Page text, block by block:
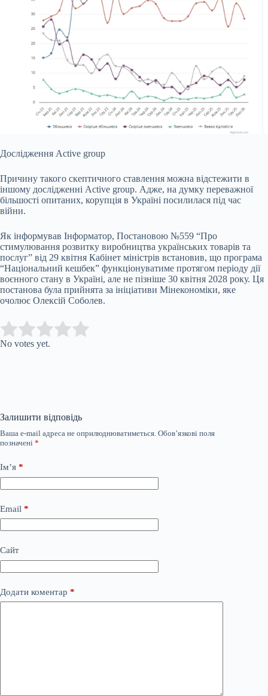
Дослідження Active group
Причину такого скептичного ставлення можна відстежити в
іншому дослідженні Active group. Адже, на думку переважної
більшості опитаних, корупція в Україні посилилася під час
війни.
Як інформував Інформатор, Постановою №559 “Про
стимулювання розвитку виробництва українських товарів та
послуг” від 29 квітня Кабінет міністрів встановив, що програма
“Національний кешбек” функціонуватиме протягом періоду дії
воєнного стану в Україні, але не пізніше 30 квітня 2028 року. Ця
постанова була прийнята за ініціативи Мінекономіки, яке
очолює Олексій Соболев.
Rate this item:
No votes yet.
Залишити відповідь
Ваша e-mail адреса не оприлюднюватиметься. Обов’язкові поля
позначені *
Ім’я *
Email *
Сайт
Додати коментар *